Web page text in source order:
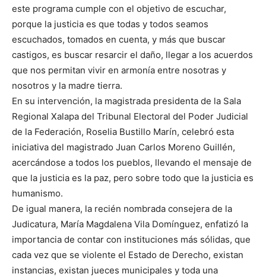
este programa cumple con el objetivo de escuchar,
porque la justicia es que todas y todos seamos
escuchados, tomados en cuenta, y más que buscar
castigos, es buscar resarcir el daño, llegar a los acuerdos
que nos permitan vivir en armonía entre nosotras y
nosotros y la madre tierra.
En su intervención, la magistrada presidenta de la Sala
Regional Xalapa del Tribunal Electoral del Poder Judicial
de la Federación, Roselia Bustillo Marín, celebró esta
iniciativa del magistrado Juan Carlos Moreno Guillén,
acercándose a todos los pueblos, llevando el mensaje de
que la justicia es la paz, pero sobre todo que la justicia es
humanismo.
De igual manera, la recién nombrada consejera de la
Judicatura, María Magdalena Vila Domínguez, enfatizó la
importancia de contar con instituciones más sólidas, que
cada vez que se violente el Estado de Derecho, existan
instancias, existan jueces municipales y toda una